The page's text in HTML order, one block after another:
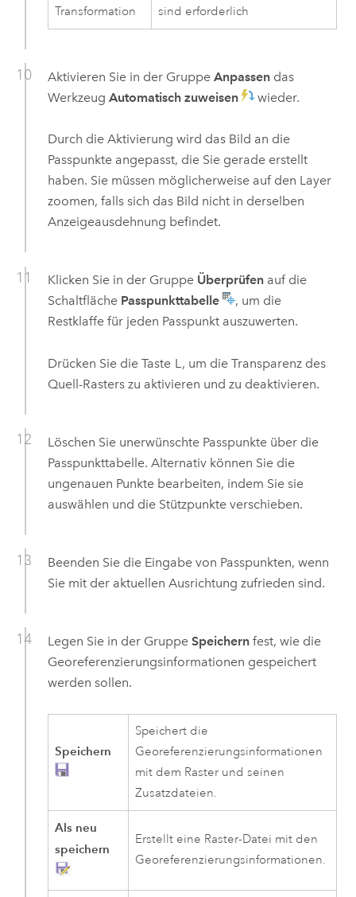
Transformation
sind erforderlich
Aktivieren Sie in der Gruppe Anpassendas
Werkzeug Automatisch zuweisen wieder.
Durch die Aktivierung wird das Bild an die
Passpunkte angepasst, die Sie gerade erstellt
haben. Sie müssen möglicherweise auf den Layer
zoomen, falls sich das Bild nicht in derselben
Anzeigeausdehnung befindet.
Klicken Sie in der Gruppe Überprüfenauf die
Schaltfläche Passpunkttabelle
, um die
Restklaffe für jeden Passpunkt auszuwerten.
Drücken Sie die Taste L , um die Transparenz des
Quell-Rasters zu aktivieren und zu deaktivieren.
Löschen Sie unerwünschte Passpunkte über die
Passpunkttabelle. Alternativ können Sie die
ungenauen Punkte bearbeiten, indem Sie sie
auswählen und die Stützpunkte verschieben.
Beenden Sie die Eingabe von Passpunkten, wenn
Sie mit der aktuellen Ausrichtung zufrieden sind.
Legen Sie in der Gruppe Speichernfest, wie die
Georeferenzierungsinformationen gespeichert
werden sollen.
Speichern
Speichert die
Georeferenzierungsinformationen
mit dem Raster und seinen
Zusatzdateien.
Als neu
speichern
Erstellt eine Raster-Datei mit den
Georeferenzierungsinformationen.